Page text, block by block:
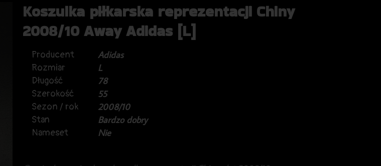
Koszulka piłkarska reprezentacji Chiny
2008/10 Away Adidas [L]
Producent
Adidas
Rozmiar
L
Długość
78
Szerokość
55
Sezon / rok
2008/10
Stan
Bardzo dobry
Nameset
Nie